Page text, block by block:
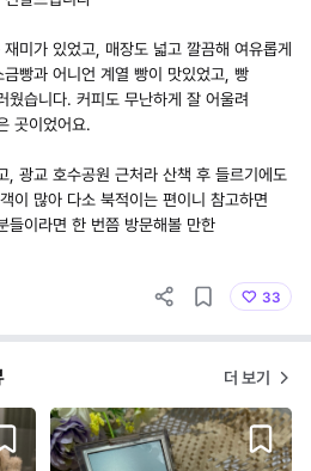
미가 있었고, 매장도 넓고 깔끔해 여유롭게
빵과 어니언 계열 빵이 맛있었고, 빵
웠습니다. 커피도 무난하게 잘 어울려
곳이었어요.
, 광교 호수공원 근처라 산책 후 들르기에도
이 많아 다소 북적이는 편이니 참고하면
들이라면 한 번쯤 방문해볼 만한
33
더 보기